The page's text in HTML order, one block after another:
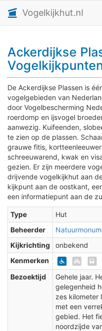
Vogelkijkhut.nl
Ackerdijkse
De Ackerdijkse Plassen is
vogelgebieden van
door Vogelbescherming
roerdomp en ijsvogel
aanwezig. Kuifeenden,
te zien op de plassen.
grauwe fitis,
schreeuwarend, kwak en
gezien. Er zijn meerdere
drijvende vogelkijkhut aan
kijkpunt aan de oostkant,
een informatiepunt aan de
Type
Hut
Beheerder
Kijkrichting
onbekend
Kenmerken
Bezoektijd
Gehele jaar.
gelegenheid
zes kilometer
met een
gebied. Het
noordzijde